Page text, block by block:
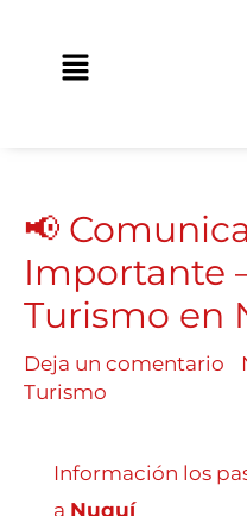
Main
📢
Importante
Turismo en
Deja un comentario
Turismo
Información los
a Nuquí